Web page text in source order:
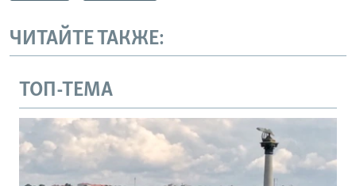
ЧИТАЙТЕ ТАКЖЕ:
ТОП-ТЕМА